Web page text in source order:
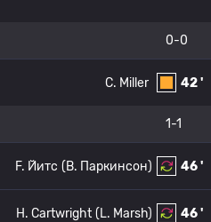
0-0
42 '
C. Miller
1-1
46 '
(B. Паркинсон)
F. Йитс
46 '
(L. Marsh)
H. Cartwright